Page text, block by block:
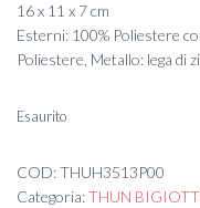
16 x 11 x 7 cm
Esterni: 100% Poliestere
Poliestere, Metallo: lega di
Esaurito
COD:THUH3513P00
Categoria:THUN